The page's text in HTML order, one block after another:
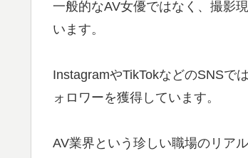
一般的なAV女優ではなく、撮影
います。
InstagramやTikTokなどのSNSで
ォロワーを獲得しています。
AV業界という珍しい職場のリア